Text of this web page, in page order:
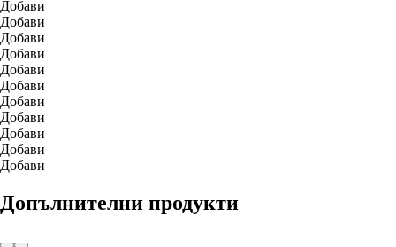
Добави
Добави
Добави
Добави
Добави
Добави
Добави
Добави
Добави
Добави
Добави
Допълнителни продукти